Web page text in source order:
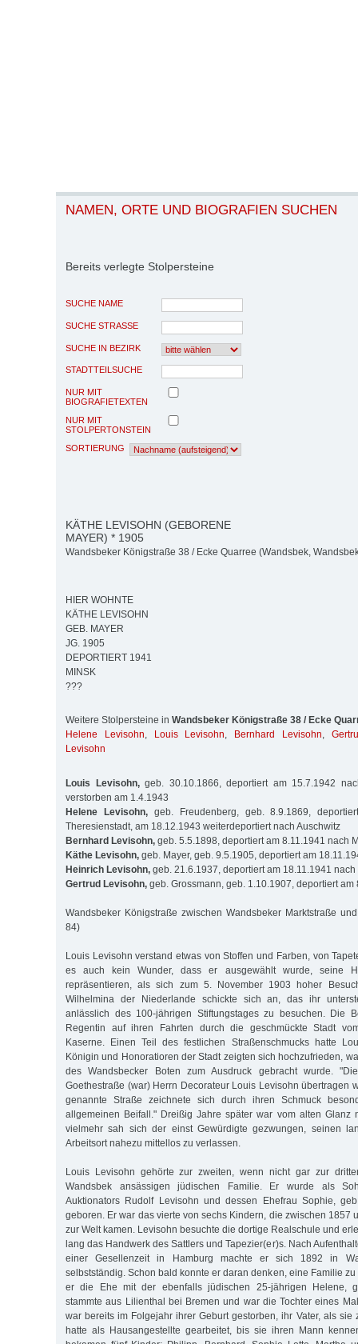
NAMEN, ORTE UND BIOGRAFIEN SUCHEN
Bereits verlegte Stolpersteine
SUCHE NAME
SUCHE STRASSE
SUCHE IN BEZIRK
STADTTEILSUCHE
NUR MIT
BIOGRAFIETEXTEN
NUR MIT
STOLPERTONSTEIN
SORTIERUNG
KÄTHE LEVISOHN (GEBORENE
MAYER) * 1905
Wandsbeker Königstraße 38 / Ecke Quarree (Wandsbek,
HIER WOHNTE
KÄTHE LEVISOHN
GEB. MAYER
JG. 1905
DEPORTIERT 1941
MINSK
???
Weitere Stolpersteine in Wandsbeker Königstraße 38 / Ecke
Helene Levisohn, Louis Levisohn, Bernhard Levisohn,
Levisohn
Louis Levisohn,geb. 30.10.1866, deportiert am 15.7.1942
verstorben am 1.4.1943
Helene Levisohn,geb. Freudenberg, geb. 8.9.1869,
Theresienstadt, am 18.12.1943 weiterdeportiert nach Auschwitz
Bernhard Levisohn, geb. 5.5.1898, deportiert am 8.11.1941 nach
Käthe Levisohn, geb. Mayer, geb. 9.5.1905, deportiert am
Heinrich Levisohn, geb. 21.6.1937, deportiert am 18.11.1941 nach
Gertrud Levisohn, geb. Grossmann, geb. 1.10.1907, deportiert am
Wandsbeker Königstraße zwischen Wandsbeker Marktstraße
84)
Louis Levisohn verstand etwas von Stoffen und Farben, von
es auch kein Wunder, dass er ausgewählt wurde, seine
repräsentieren, als sich zum 5. November 1903 hoher
Wilhelmina der Niederlande schickte sich an, das ihr
anlässlich des 100-jährigen Stiftungstages zu besuchen. Die
Regentin auf ihren Fahrten durch die geschmückte Stadt
Kaserne. Einen Teil des festlichen Straßenschmucks hatte
Königin und Honoratioren der Stadt zeigten sich hochzufrieden,
des Wandsbecker Boten zum Ausdruck gebracht wurde.
Goethestraße (war) Herrn Decorateur Louis Levisohn übertragen
genannte Straße zeichnete sich durch ihren Schmuck
allgemeinen Beifall." Dreißig Jahre später war vom alten Glanz
vielmehr sah sich der einst Gewürdigte gezwungen, seinen
Arbeitsort nahezu mittellos zu verlassen.
Louis Levisohn gehörte zur zweiten, wenn nicht gar zur
Wandsbek ansässigen jüdischen Familie. Er wurde als
Auktionators Rudolf Levisohn und dessen Ehefrau Sophie,
geboren. Er war das vierte von sechs Kindern, die zwischen 1857
zur Welt kamen. Levisohn besuchte die dortige Realschule und
lang das Handwerk des Sattlers und Tapezier(er)s. Nach
einer Gesellenzeit in Hamburg machte er sich 1892 in
selbstständig. Schon bald konnte er daran denken, eine Familie
er die Ehe mit der ebenfalls jüdischen 25-jährigen Helene,
stammte aus Lilienthal bei Bremen und war die Tochter eines
war bereits im Folgejahr ihrer Geburt gestorben, ihr Vater, als sie
hatte als Hausangestellte gearbeitet, bis sie ihren Mann